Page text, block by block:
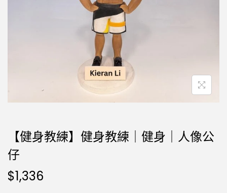
【健身教練】健身教練｜健身｜人像公
仔
$1,336